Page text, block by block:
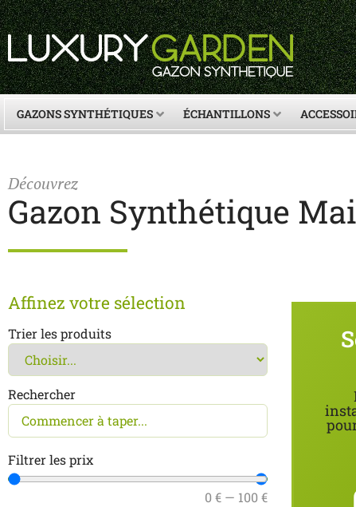
GAZONS SYNTHÉTIQUES ÉCHANTILLONS
Découvrez
Gazon Synthétique
Affinez votre sélection
Trier les produits
Rechercher
Filtrer les prix
0€ — 100€